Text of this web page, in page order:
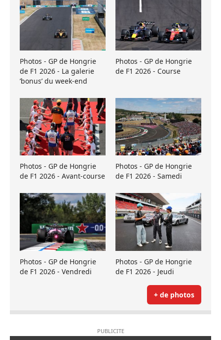
Photos - GP de Hongrie
de F1 2026 - La galerie
’bonus’ du week-end
Photos - GP de Hongrie
de F1 2026 - Course
Photos - GP de Hongrie
de F1 2026 - Avant-course
Photos - GP de Hongrie
de F1 2026 - Samedi
Photos - GP de Hongrie
de F1 2026 - Vendredi
Photos - GP de Hongrie
de F1 2026 - Jeudi
+ de photos